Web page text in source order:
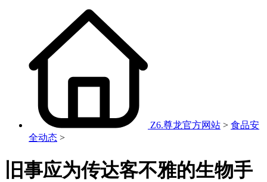
Z6.尊龙官方网站 > 食品安
全动态 >
旧事应为传达客不雅的生物手